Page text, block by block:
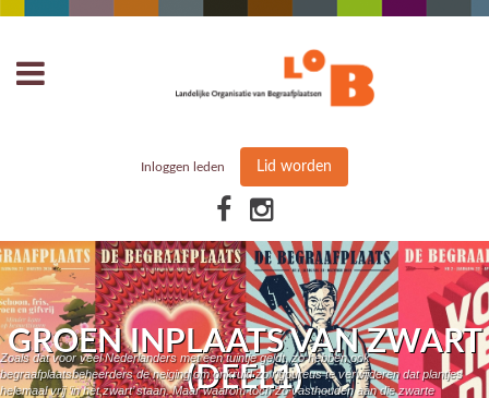
Inloggen leden Lid worden
GROEN INPLAATS VAN ZWART
(DEEL1)
Zoals dat voor veel Nederlanders met een tuintje geldt, zo hebben ook
begraafplaatsbeheerders de neiging om onkruid zo rigoureus te verwijderen dat plantjes
helemaal vrij ‘in het zwart’ staan. Maar waarom toch zo vasthouden aan die zwarte